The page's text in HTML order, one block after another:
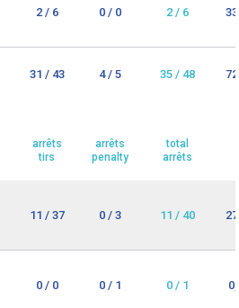
2 / 6 0 / 0 2 / 6
31 / 43 4 / 5 35 / 48
arrêts
tirs
arrêts
penalty
total
arrêts
11 / 37 0 / 3 11 / 40
0 / 0 0 / 1 0 / 1